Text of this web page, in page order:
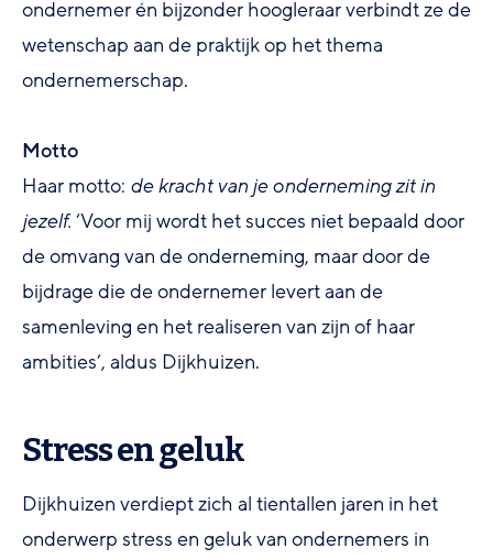
ondernemer én bijzonder hoogleraar verbindt ze de
wetenschap aan de praktijk op het thema
ondernemerschap.
Motto
Haar motto: de kracht van je onderneming zit in
jezelf. ‘Voor mij wordt het succes niet bepaald door
de omvang van de onderneming, maar door de
bijdrage die de ondernemer levert aan de
samenleving en het realiseren van zijn of haar
ambities’, aldus Dijkhuizen.
Stress en geluk
Dijkhuizen verdiept zich al tientallen jaren in het
onderwerp stress en geluk van ondernemers in